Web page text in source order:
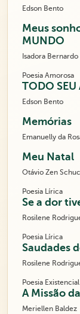
Edson Bento
Meus
MUNDO
Isadora
Poesia Amorosa
TODO SEU
Edson Bento
Memórias
Emanuelly da
Meu Natal
Otávio Zen
Poesia Lírica
Se a dor
Rosilene
Poesia Lírica
Saudades
Rosilene
Poesia Existencial
A Missão
Meriellen Baldez